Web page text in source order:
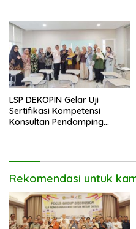
LSP DEKOPIN Gelar Uji
Sertifikasi Kompetensi
Konsultan Pendamping
Rekomendasi untuk